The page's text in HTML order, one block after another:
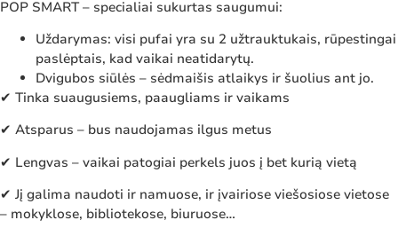
POP SMART – specialiai sukurtas saugumui:
Uždarymas: visi pufai yra su 2 užtrauktukais, rūpestingai
paslėptais, kad vaikai neatidarytų.
Dvigubos siūlės – sėdmaišis atlaikys ir šuolius ant jo.
✔ Tinka suaugusiems, paaugliams ir vaikams
✔ Atsparus – bus naudojamas ilgus metus
✔ Lengvas – vaikai patogiai perkels juos į bet kurią vietą
✔ Jį galima naudoti ir namuose, ir įvairiose viešosiose vietose
– mokyklose, bibliotekose, biuruose…